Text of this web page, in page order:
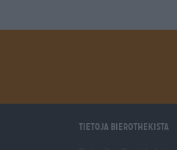
Tietoja Bierothekista